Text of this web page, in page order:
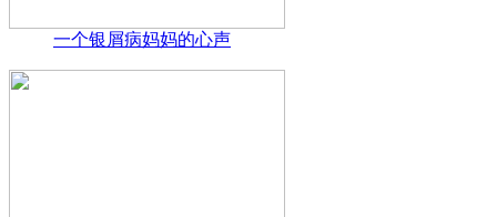
一个银屑病妈妈的心声